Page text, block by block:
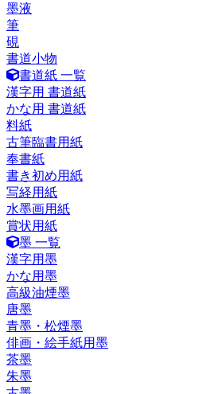
墨液
筆
硯
書道小物
書道紙 一覧
漢字用 書道紙
かな用 書道紙
料紙
古筆臨書用紙
奉書紙
書き初め用紙
写経用紙
水墨画用紙
賞状用紙
墨 一覧
漢字用墨
かな用墨
高級油煙墨
唐墨
青墨・松煙墨
俳画・絵手紙用墨
茶墨
朱墨